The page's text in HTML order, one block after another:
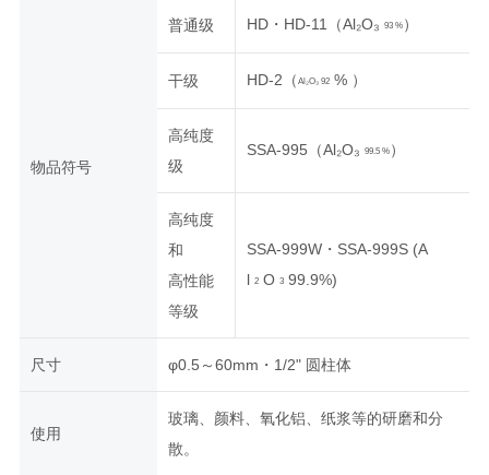
物品符号
普通级 HD・ HD-11（Al₂O₃ 93 %）
干级 HD-2（ Al₂O₃ 92% ）
高纯度
级
SSA-995（Al₂O₃ 99.5 %）
高纯度
和
高性能
等级
SSA-999W・SSA-999S (A
l 2O 399.9%)
尺寸 φ0.5～60mm・1/2" 圆柱体
使用
玻璃、颜料、氧化铝、纸浆等的研磨和分
散。